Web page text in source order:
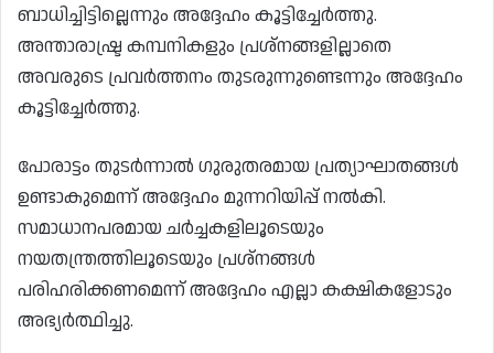
ബാധിച്ചിട്ടില്ലെന്നും അദ്ദേഹം കൂട്ടിച്ചേർത്തു.
അന്താരാഷ്ട്ര കമ്പനികളും പ്രശ്‌നങ്ങളില്ലാതെ
അവരുടെ പ്രവർത്തനം തുടരുന്നുണ്ടെന്നും അദ്ദേഹം
കൂട്ടിച്ചേർത്തു.
പോരാട്ടം തുടർന്നാൽ ഗുരുതരമായ പ്രത്യാഘാതങ്ങൾ
ഉണ്ടാകുമെന്ന് അദ്ദേഹം മുന്നറിയിപ്പ് നൽകി.
സമാധാനപരമായ ചർച്ചകളിലൂടെയും
നയതന്ത്രത്തിലൂടെയും പ്രശ്‌നങ്ങൾ
പരിഹരിക്കണമെന്ന് അദ്ദേഹം എല്ലാ കക്ഷികളോടും
അഭ്യർത്ഥിച്ചു.